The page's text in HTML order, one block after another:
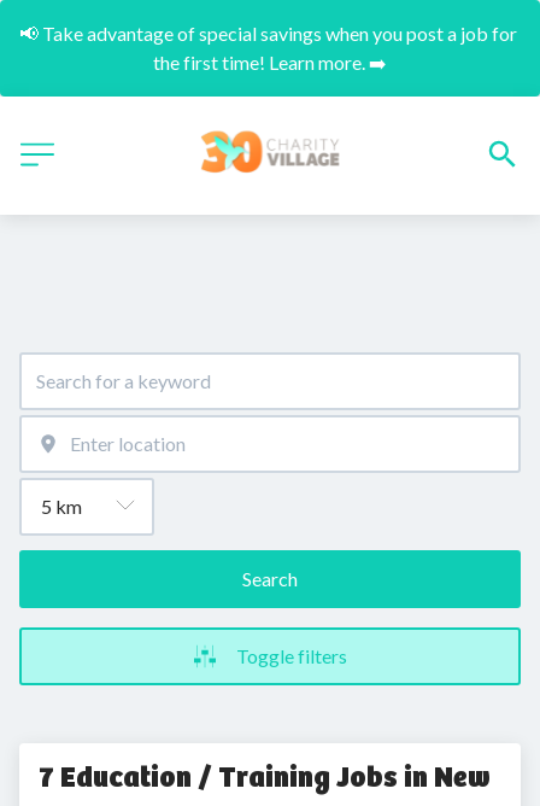
📢 Take advantage of special savings when you post a job for
the first time! Learn more. ➡️
Search
Toggle filters
7 Education / Training Jobs in New